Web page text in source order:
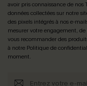
avoir pris connaissance de nos
données collectées sur notre
des pixels intégrés à nos e-
mesurer votre engagement,
vous recommander des
à notre Politique de
moment.